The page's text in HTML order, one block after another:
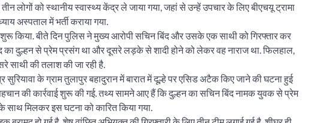
लोगों को स्थानीय स्वास्थ्य केंद्र ले जाया गया, जहां से उन्हें उपचार के लिए बीएचयू ट्रामा
अस्पताल में भर्ती कराया गया.
किया. बीते दिन पुलिस ने मुख्य आरोपी सचिन बिंद और उसके एक साथी को गिरफ्तार कर
का दुल्हन से प्रेम प्रसंग था और दूसरे लड़के से शादी होने को लेकर वह नाराज था. फिलहाल,
साथी की तलाश की जा रही है.
के ग्राम तुलापुर बहादुरान में बारात में दूल्हे पर एसिड अटैक किए जाने की घटना हुई
की कार्रवाई शुरू की गई. तथ्य सामने आए हैं कि दुल्हन का सचिन बिंद नामक युवक से प्रेम
साथ मिलकर इस घटना को कारित किया गया.